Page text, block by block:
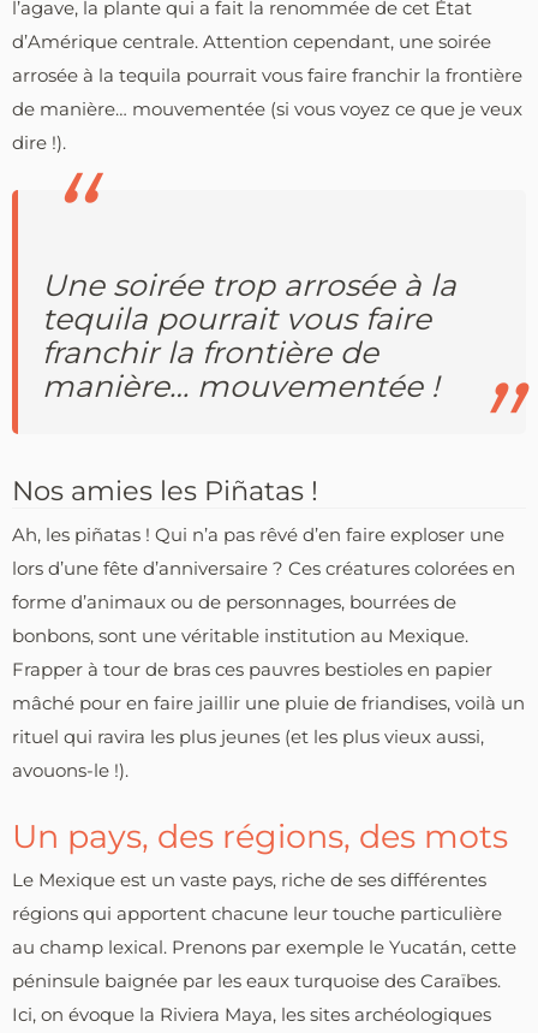
l’agave, la plante qui a fait la renommée de cet État
d’Amérique centrale. Attention cependant, une soirée
arrosée à la tequila pourrait vous faire franchir la frontière
de manière… mouvementée (si vous voyez ce que je veux
dire !).
Une soirée trop arrosée à la
tequila pourrait vous faire
franchir la frontière de
manière… mouvementée !
Nos amies les Piñatas !
Ah, les piñatas ! Qui n’a pas rêvé d’en faire exploser une
lors d’une fête d’anniversaire ? Ces créatures colorées en
forme d’animaux ou de personnages, bourrées de
bonbons, sont une véritable institution au Mexique.
Frapper à tour de bras ces pauvres bestioles en papier
mâché pour en faire jaillir une pluie de friandises, voilà un
rituel qui ravira les plus jeunes (et les plus vieux aussi,
avouons-le !).
Un pays, des régions, des mots
Le Mexique est un vaste pays, riche de ses différentes
régions qui apportent chacune leur touche particulière
au champ lexical. Prenons par exemple le Yucatán, cette
péninsule baignée par les eaux turquoise des Caraïbes.
Ici, on évoque la Riviera Maya, les sites archéologiques